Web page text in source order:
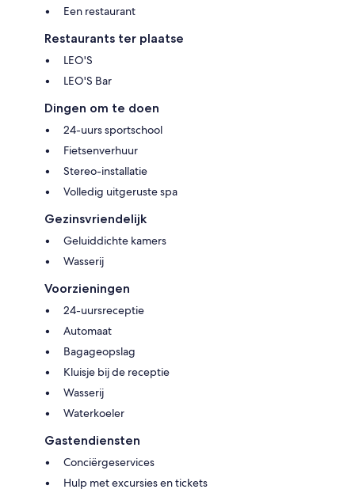
Een restaurant
Restaurants ter plaatse
LEO'S
LEO'S Bar
Dingen om te doen
24-uurs sportschool
Fietsenverhuur
Stereo-installatie
Volledig uitgeruste spa
Gezinsvriendelijk
Geluiddichte kamers
Wasserij
Voorzieningen
24-uursreceptie
Automaat
Bagageopslag
Kluisje bij de receptie
Wasserij
Waterkoeler
Gastendiensten
Conciërgeservices
Hulp met excursies en tickets